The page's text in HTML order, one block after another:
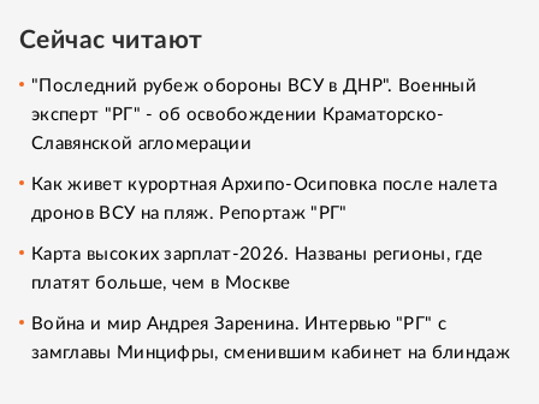
Сейчас читают
"Последний рубеж обороны ВСУ в ДНР". Военный
эксперт "РГ" - об освобождении Краматорско-
Славянской агломерации
Как живет курортная Архипо-Осиповка после налета
дронов ВСУ на пляж. Репортаж "РГ"
Карта высоких зарплат-2026. Названы регионы, где
платят больше, чем в Москве
Война и мир Андрея Заренина. Интервью "РГ" с
замглавы Минцифры, сменившим кабинет на блиндаж